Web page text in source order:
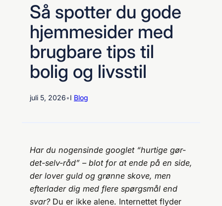
Så spotter du gode
hjemmesider med
brugbare tips til
bolig og livsstil
juli 5, 2026•I Blog
Har du nogensinde googlet “hurtige gør-
det-selv-råd” – blot for at ende på en side,
der lover guld og grønne skove, men
efterlader dig med flere spørgsmål end
svar?Du er ikke alene. Internettet flyder